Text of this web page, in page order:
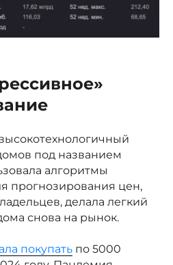
под названием
алгоритмы
прогнозирования цен,
делала легкий
снова на рынок.
покупать по 5000